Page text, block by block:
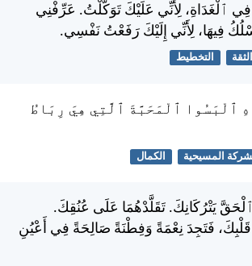
ٱلْغَدَاةِ، لِأَنِّي عَلَيْكَ تَوَكَّلْتُ. عَرِّفْنِي
فِيهَا، لِأَنِّي إِلَيْكَ رَفَعْتُ نَفْسِي.
الثقة التخطيط
ٱلْبَسُوا ٱلْمَحَبَّةَ ٱلَّتِي هِيَ رِبَاطُ
المسيحية الكمال
يَتْرُكَانِكَ. تَقَلَّدْهُمَا عَلَى عُنُقِكَ.
قَلْبِكَ، فَتَجِدَ نِعْمَةً وَفِطْنَةً صَالِحَةً فِي أَعْيُنِ